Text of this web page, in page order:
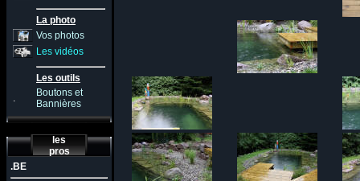
La photo
Vos photos
Les vidéos
Les outils
.
Boutons et
Bannières
les
pros
.BE